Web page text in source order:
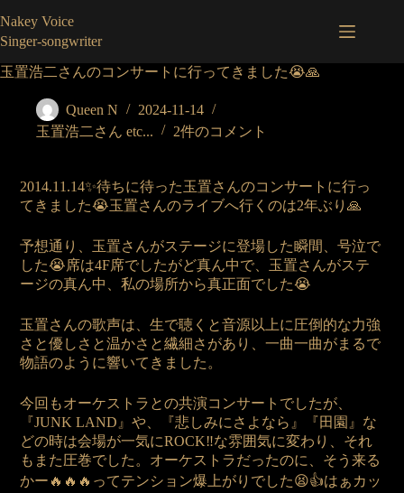
ン
テ
ン
Nakey Voice
Singer-songwriter
玉置浩二さんのコンサートに行ってきました😭🙏
Queen N
2024-11-14
玉置浩二さん etc...
2件のコメント
2014.11.14✨待ちに待った玉置さんのコンサートに行っ
てきました😭玉置さんのライブへ行くのは2年ぶり🙏
予想通り、玉置さんがステージに登場した瞬間、号泣で
した😭席は4F席でしたがど真ん中で、玉置さんがステ
ージの真ん中、私の場所から真正面でした😭
玉置さんの歌声は、生で聴くと音源以上に圧倒的な力強
さと優しさと温かさと繊細さがあり、一曲一曲がまるで
物語のように響いてきました。
今回もオーケストラとの共演コンサートでしたが、
『JUNK LAND』や、『悲しみにさよなら』『田園』な
どの時は会場が一気にROCK‼️な雰囲気に変わり、それ
もまた圧巻でした。オーケストラだったのに、そう来る
かー🔥🔥🔥ってテンション爆上がりでした😫👍はぁカッ